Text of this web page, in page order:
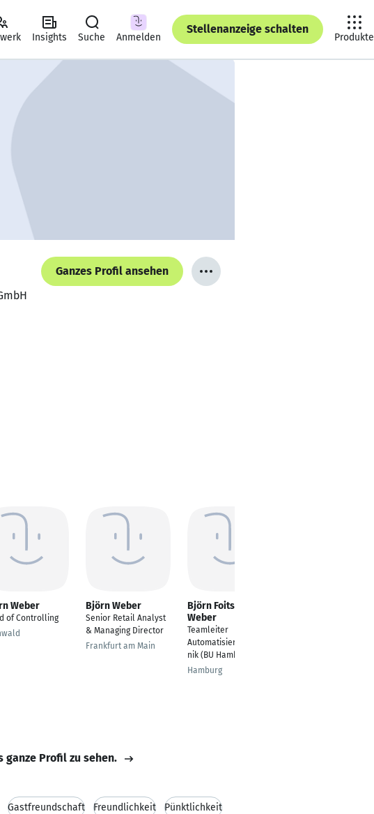
Insights Suche Anmelden
Stellenanzeige schalten
Produkte
Ganzes Profil ansehen
Weber
of Controlling
Björn Weber
Senior Retail Analyst
& Managing Director
Frankfurt am Main
Björn Foitschik-
Weber
Teamleiter
Automatisierungstech
nik (BU Hamburg)
Hamburg
ganze Profil zu sehen.
Gastfreundschaft Freundlichkeit Pünktlichkeit